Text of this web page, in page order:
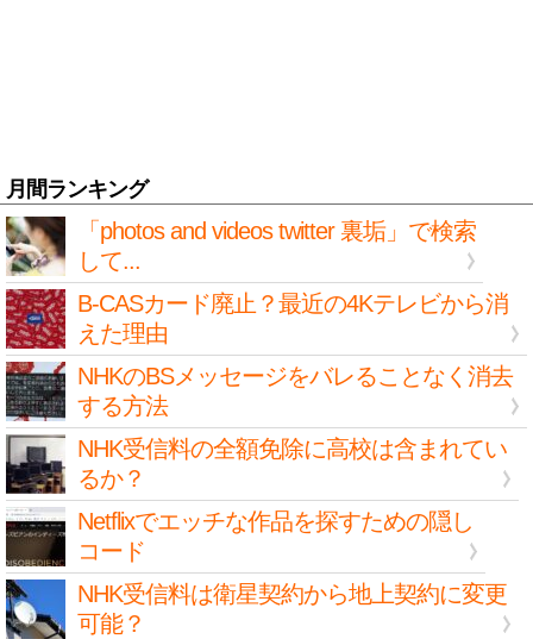
月間ランキング
「photos and videos twitter 裏垢」で検索
して...
B-CASカード廃止？最近の4Kテレビから消
えた理由
NHKのBSメッセージをバレることなく消去
する方法
NHK受信料の全額免除に高校は含まれてい
るか？
Netflixでエッチな作品を探すための隠し
コード
NHK受信料は衛星契約から地上契約に変更
可能？